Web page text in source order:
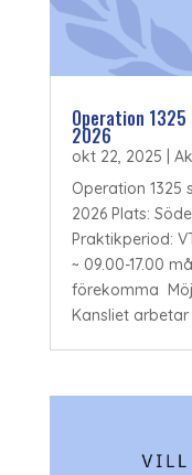
Operation
2026
okt 22, 2025
Operation
2026 Plats:
Praktikperiod:
~ 09.00-17.00
förekomma
Kansliet